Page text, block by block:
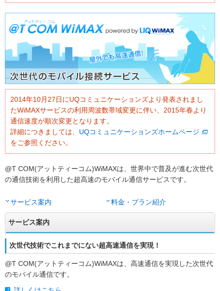
2014年10月27日にUQコミュニケーションズより発表されまし
たWiMAXサービスの利用周波数帯域変更に伴い、2015年春より
通信速度が順次変更となります。
詳細につきましては、 UQコミュニケーションズホームページ
をご参照ください。
@T COM(アットティーコム)WiMAXは、世界中で普及が進む次世代
の通信技術を利用した超高速のモバイル通信サービスです。
サービス案内 料金・プラン紹介
サービス案内
次世代技術でこれまでにない超高速通信を実現！
@T COM(アットティーコム)WiMAXは、高速通信を実現した次世代
のモバイル通信です。